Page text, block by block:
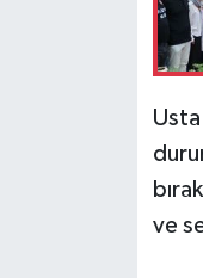
Usta
ve